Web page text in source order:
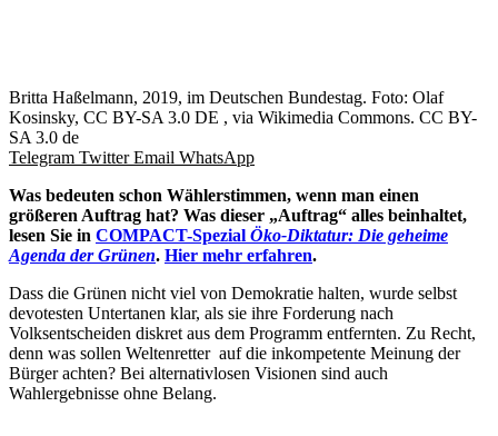
Britta Haßelmann, 2019, im Deutschen Bundestag. Foto: Olaf
Kosinsky, CC BY-SA 3.0 DE , via Wikimedia Commons. CC BY-
SA 3.0 de
Telegram Twitter Email WhatsApp
Was bedeuten schon Wählerstimmen, wenn man einen
größeren Auftrag hat? Was dieser „Auftrag“ alles beinhaltet,
lesen Sie in COMPACT-Spezial Öko-Diktatur: Die geheime
Agenda der Grünen. Hier mehr erfahren.
Dass die Grünen nicht viel von Demokratie halten, wurde selbst
devotesten Untertanen klar, als sie ihre Forderung nach
Volksentscheiden diskret aus dem Programm entfernten. Zu Recht,
denn was sollen Weltenretter auf die inkompetente Meinung der
Bürger achten? Bei alternativlosen Visionen sind auch
Wahlergebnisse ohne Belang.